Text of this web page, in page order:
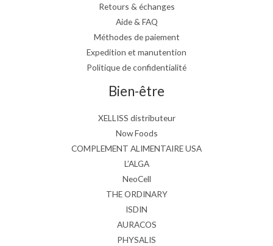
Retours & échanges
Aide & FAQ
Méthodes de paiement
Expedition et manutention
Politique de confidentialité
Bien-être
XELLISS distributeur
Now Foods
COMPLEMENT ALIMENTAIRE USA
L’ALGA
NeoCell
THE ORDINARY
ISDIN
AURACOS
PHYSALIS